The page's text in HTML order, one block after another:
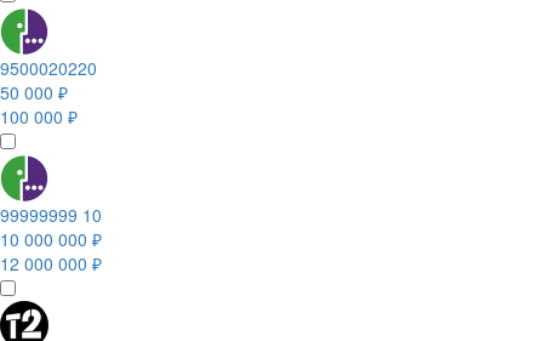
9500020220
50 000 ₽
100 000 ₽
99999999 10
10 000 000 ₽
12 000 000 ₽